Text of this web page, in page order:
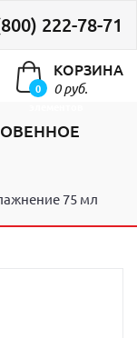
222-78-71
0
КОРЗИНА
0 руб.
75 мл